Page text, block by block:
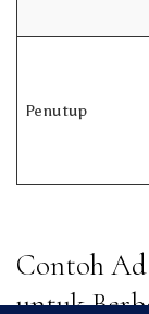
Penutup
Contoh
untuk